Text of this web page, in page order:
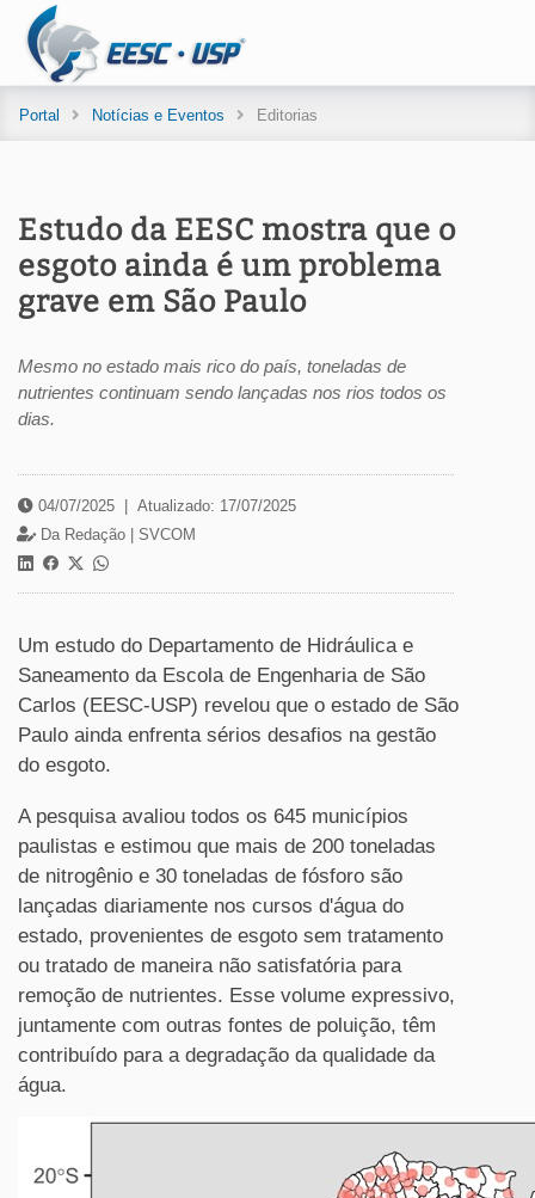
Portal Notícias e Eventos Editorias
Estudo da EESC mostra que o
esgoto ainda é um problema
grave em São Paulo
Mesmo no estado mais rico do país, toneladas de
nutrientes continuam sendo lançadas nos rios todos os
dias.
04/07/2025
Atualizado: 17/07/2025
Da Redação | SVCOM
Um estudo do Departamento de Hidráulica e
Saneamento da Escola de Engenharia de São
Carlos (EESC-USP) revelou que o estado de São
Paulo ainda enfrenta sérios desafios na gestão
do esgoto.
A pesquisa avaliou todos os 645 municípios
paulistas e estimou que mais de 200 toneladas
de nitrogênio e 30 toneladas de fósforo são
lançadas diariamente nos cursos d'água do
estado, provenientes de esgoto sem tratamento
ou tratado de maneira não satisfatória para
remoção de nutrientes. Esse volume expressivo,
juntamente com outras fontes de poluição, têm
contribuído para a degradação da qualidade da
água.